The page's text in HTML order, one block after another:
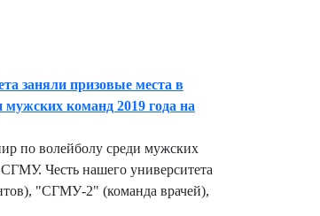
заняли призовые места в
команд 2019 года на
по волейболу среди мужских
Честь нашего университета
"СГМУ-2" (команда врачей),